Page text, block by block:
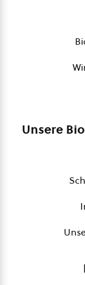
Unsere